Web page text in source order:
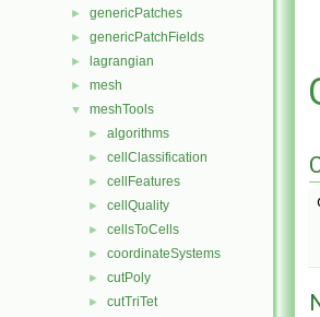
► genericPatches
► genericPatchFields
► lagrangian
► mesh
▼ meshTools
► algorithms
► cellClassification
► cellFeatures
► cellQuality
► cellsToCells
► coordinateSystems
► cutPoly
► cutTriTet